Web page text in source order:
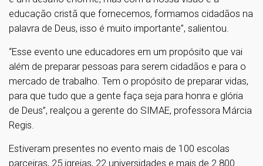
educação cristã que fornecemos, formamos cidadãos na
palavra de Deus, isso é muito importante”, salientou.
“Esse evento une educadores em um propósito que vai
além de preparar pessoas para serem cidadãos e para o
mercado de trabalho. Tem o propósito de preparar vidas,
para que tudo que a gente faça seja para honra e glória
de Deus”, realçou a gerente do SIMAE, professora Márcia
Regis.
Estiveram presentes no evento mais de 100 escolas
parceiras, 25 igrejas, 22 universidades e mais de 2.800